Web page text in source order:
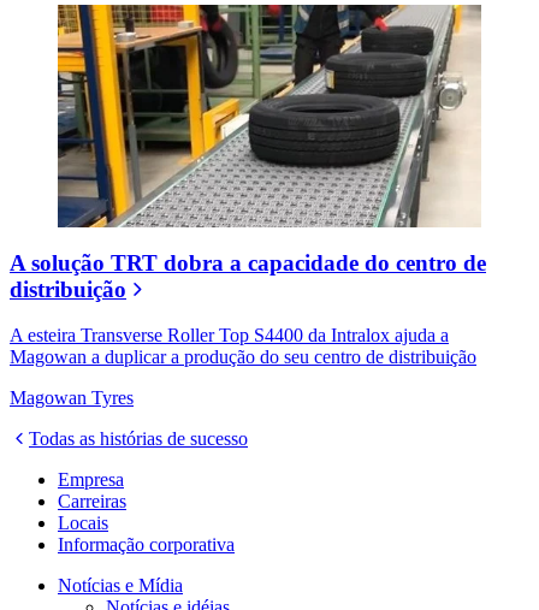
A solução TRT dobra a capacidade do centro de
distribuição
A esteira Transverse Roller Top S4400 da Intralox ajuda a
Magowan a duplicar a produção do seu centro de distribuição
Magowan Tyres
Todas as histórias de sucesso
Empresa
Carreiras
Locais
Informação corporativa
Notícias e Mídia